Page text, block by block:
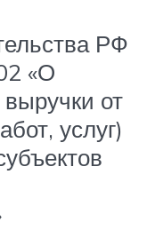
РФ
«О
от
услуг)